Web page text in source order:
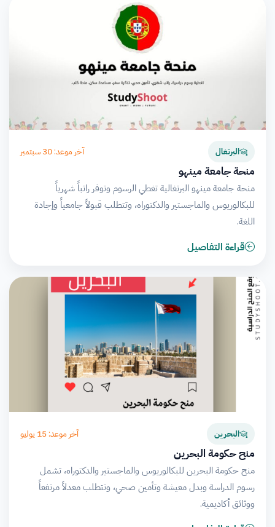
البرتغال آخر موعد: 30 سبتمبر
منحة جامعة مينهو
منحة جامعة مينهو البرتغالية تغطي الرسوم وتوفر راتباً شهرياً
للبكالوريوس والماجستير والدكتوراه، وتتطلب قبولاً جامعياً وإجادة
اللغة.
قراءة التفاصيل
البحرين آخر موعد: 15 يوليو
منح حكومة البحرين
منح حكومة البحرين للبكالوريوس والماجستير والدكتوراه، تشمل
رسوم الدراسة وبدل معيشة وتأمين صحي، وتتطلب معدلاً مرتفعاً
ووثائق أكاديمية.